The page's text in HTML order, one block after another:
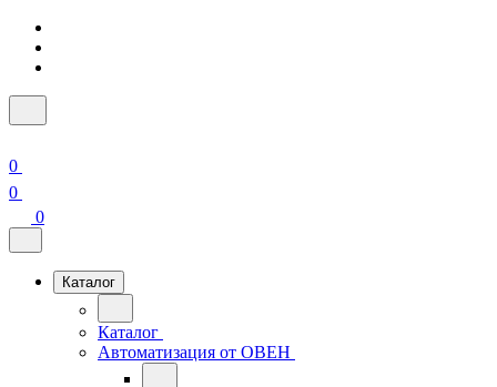
0
0
0
Каталог
Каталог
Автоматизация от ОВЕН